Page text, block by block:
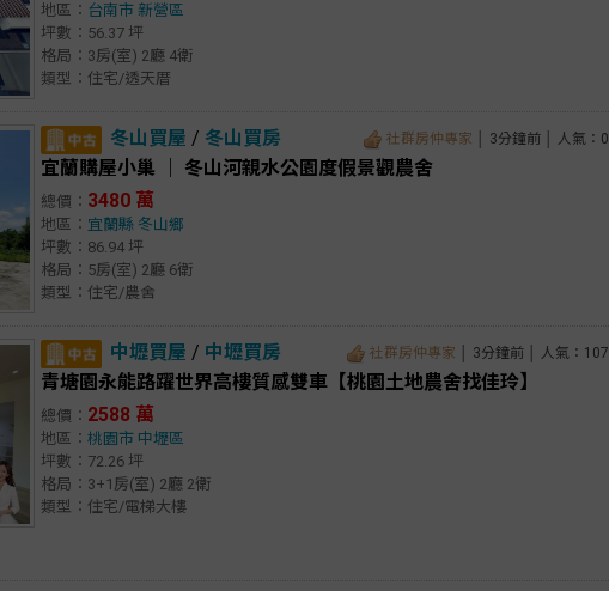
地區： 台南市 新營區
坪數：56.37 坪
格局：3房(室) 2廳 4衛
類型：住宅/透天厝
冬山買屋 / 冬山買房 社群房仲專家 │ 3分鐘前 │ 人氣：0
宜蘭購屋小巢 ｜ 冬山河親水公園度假景觀農舍
總價： 3480 萬
地區： 宜蘭縣 冬山鄉
坪數：86.94 坪
格局：5房(室) 2廳 6衛
類型：住宅/農舍
中壢買屋 / 中壢買房 社群房仲專家 │ 3分鐘前 │ 人氣：107
青塘園永能路躍世界高樓質感雙車【桃園土地農舍找佳玲】
總價： 2588 萬
地區： 桃園市 中壢區
坪數：72.26 坪
格局：3+1房(室) 2廳 2衛
類型：住宅/電梯大樓